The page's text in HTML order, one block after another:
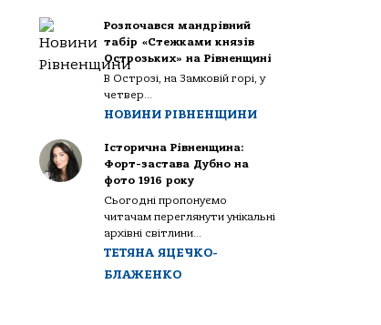
Розпочався мандрівний
табір «Стежками князів
Острозьких» на Рівненщині
В Острозі, на Замковій горі, у
четвер...
НОВИНИ РІВНЕНЩИНИ
Історична Рівненщина:
Форт-застава Дубно на
фото 1916 року
Сьогодні пропонуємо
читачам переглянути унікальні
архівні світлини...
ТЕТЯНА ЯЦЕЧКО-
БЛАЖЕНКО